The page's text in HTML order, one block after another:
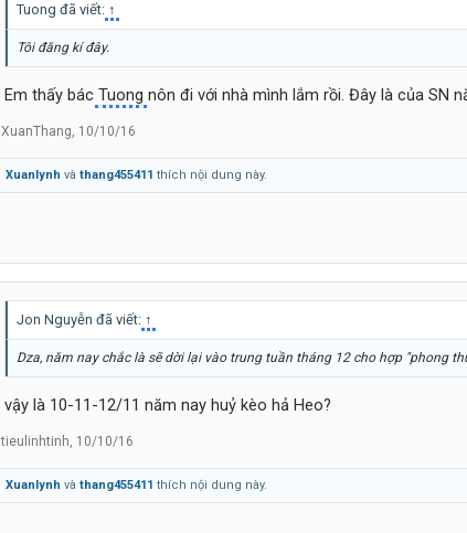
Tuong đã viết: ↑
Tôi đăng kí đây.
Em thấy bác Tuong nôn đi với nhà mình lắm rồi. Đây là của SN
XuanThang 10/10/16
Xuanlynh và thang455411 thích nội dung này.
Jon Nguyễn đã viết: ↑
Dza, năm nay chắc là sẽ dời lại vào trung tuần tháng 12 cho hợp "phong
vậy là 10-11-12/11 năm nay huỷ kèo hả Heo?
tieulinhtinh 10/10/16
Xuanlynh và thang455411 thích nội dung này.